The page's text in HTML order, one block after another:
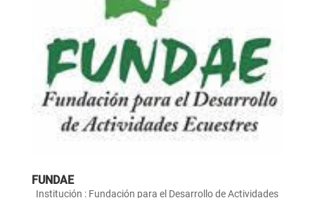
FUNDAE
Institución : Fundación para el Desarrollo de Actividades